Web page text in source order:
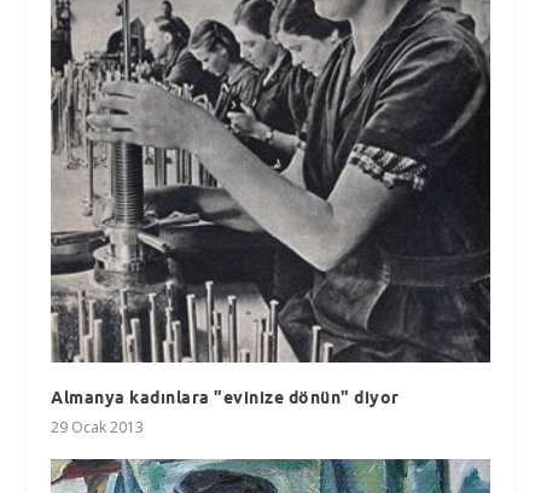
Almanya kadınlara "evinize dönün" diyor
29 Ocak 2013